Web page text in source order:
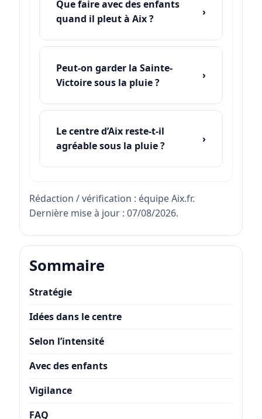
Que faire avec des enfants
quand il pleut à Aix ?
Peut-on garder la Sainte-
Victoire sous la pluie ?
Le centre d’Aix reste-t-il
agréable sous la pluie ?
Rédaction / vérification : équipe Aix.fr.
Dernière mise à jour : 07/08/2026.
Sommaire
Stratégie
Idées dans le centre
Selon l’intensité
Avec des enfants
Vigilance
FAQ